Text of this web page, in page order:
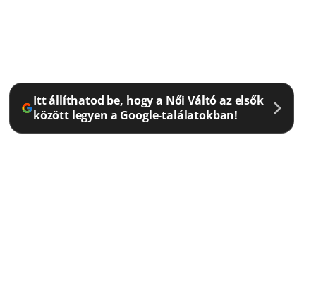
Itt állíthatod be, hogy a Női Váltó az elsők
között legyen a Google-találatokban!